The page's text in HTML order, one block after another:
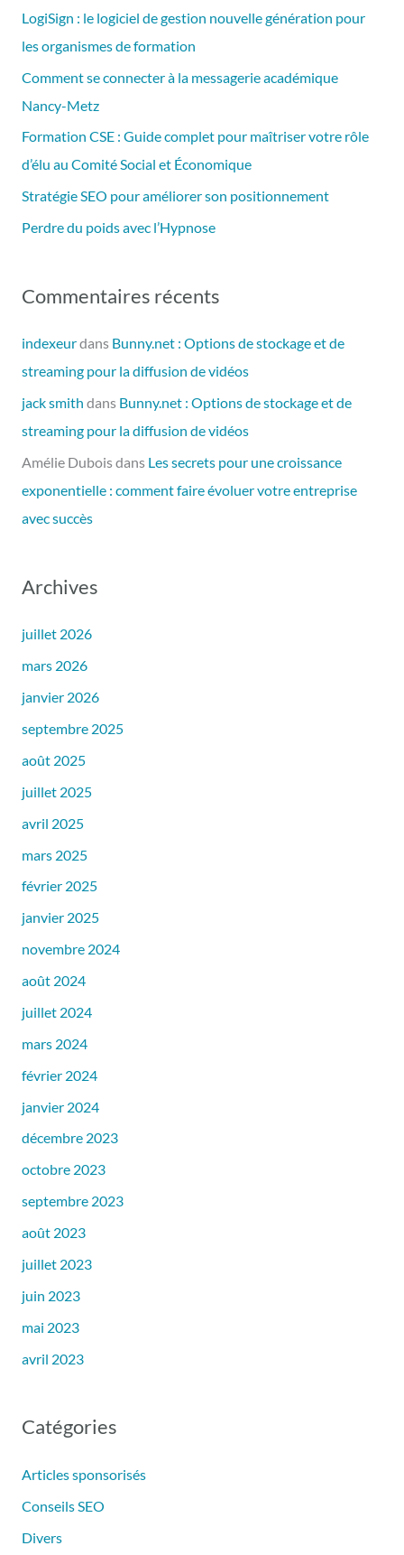
e
r
LogiSign : le logiciel de gestion nouvelle génération pour
les organismes de formation
Comment se connecter à la messagerie académique
Nancy-Metz
Formation CSE : Guide complet pour maîtriser votre rôle
d’élu au Comité Social et Économique
Stratégie SEO pour améliorer son positionnement
Perdre du poids avec l’Hypnose
Commentaires récents
indexeurdans Bunny.net : Options de stockage et de
streaming pour la diffusion de vidéos
jack smith dans Bunny.net : Options de stockage et de
streaming pour la diffusion de vidéos
Amélie Duboisdans Les secrets pour une croissance
exponentielle : comment faire évoluer votre entreprise
avec succès
Archives
juillet 2026
mars 2026
janvier 2026
septembre 2025
août 2025
juillet 2025
avril 2025
mars 2025
février 2025
janvier 2025
novembre 2024
août 2024
juillet 2024
mars 2024
février 2024
janvier 2024
décembre 2023
octobre 2023
septembre 2023
août 2023
juillet 2023
juin 2023
mai 2023
avril 2023
Catégories
Articles sponsorisés
Conseils SEO
Divers